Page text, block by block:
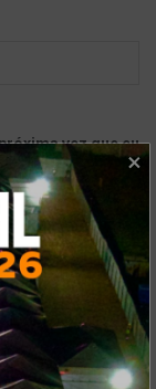
vez que eu
RECENTES
do São João de